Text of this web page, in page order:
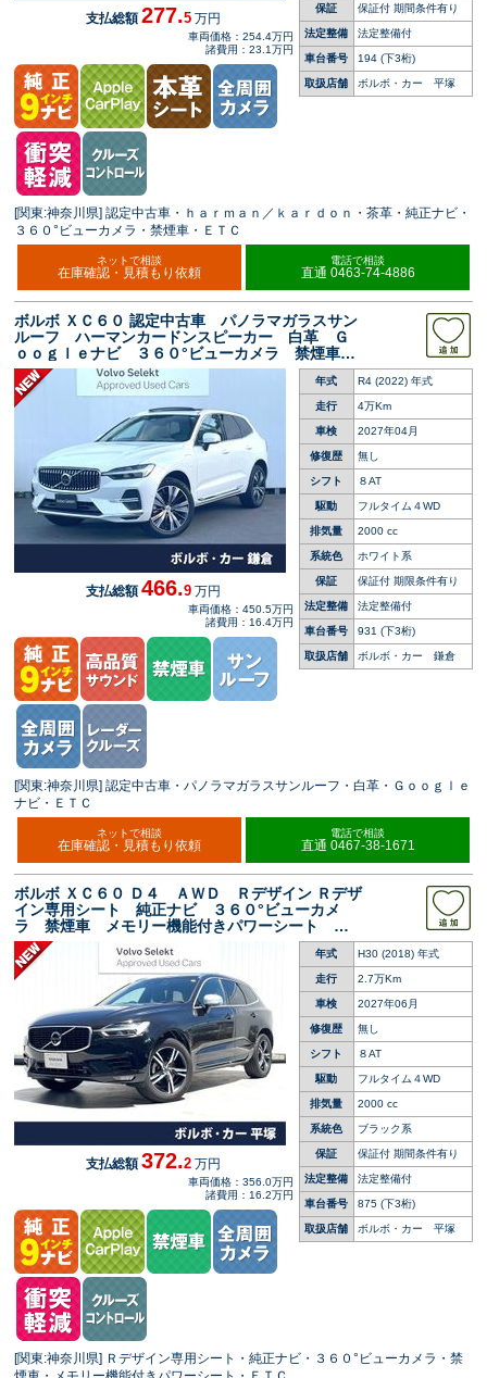
保証 保証付 期間条件有り
法定整備 法定整備付
車台番号 194 (下3桁)
取扱店舗 ボルボ・カー 平塚
支払総額277.5 万円
車両価格：254.4万円
諸費用：23.1万円
[関東:神奈川県] 認定中古車・ｈａｒｍａｎ／ｋａｒｄｏｎ・茶革・純正ナビ・
３６０°ビューカメラ・禁煙車・ＥＴＣ
ネットで相談
在庫確認・見積もり依頼
電話で相談
直通 0463-74-4886
ボルボ ＸＣ６０ 認定中古車 パノラマガラスサン
ルーフ ハーマンカードンスピーカー 白革 Ｇ
ｏｏｇｌｅナビ ３６０°ビューカメラ 禁煙車
メモリー機能付きパワーシート シートヒータ
ー ベンチレーション ＥＴＣ
年式 R4 (2022) 年式
走行 4万Km
車検 2027年04月
修復歴 無し
シフト ８AT
駆動 フルタイム４WD
排気量 2000 cc
系統色 ホワイト系
保証 保証付 期限条件有り
法定整備 法定整備付
車台番号 931 (下3桁)
取扱店舗 ボルボ・カー 鎌倉
支払総額466.9 万円
車両価格：450.5万円
諸費用：16.4万円
[関東:神奈川県] 認定中古車・パノラマガラスサンルーフ・白革・Ｇｏｏｇｌｅ
ナビ・ＥＴＣ
ネットで相談
在庫確認・見積もり依頼
電話で相談
直通 0467-38-1671
ボルボ ＸＣ６０ Ｄ４ ＡＷＤ Ｒデザイン Ｒデザ
イン専用シート 純正ナビ ３６０°ビューカメ
ラ 禁煙車 メモリー機能付きパワーシート シ
ートヒーター パワーテールゲート Ｂｌｕｅｔ
ｏｏｔｈ ＥＴＣ ＢＬＩＳ ルーフレール Ｃ
Ｄ
年式 H30 (2018) 年式
走行 2.7万Km
車検 2027年06月
修復歴 無し
シフト ８AT
駆動 フルタイム４WD
排気量 2000 cc
系統色 ブラック系
保証 保証付 期間条件有り
法定整備 法定整備付
車台番号 875 (下3桁)
取扱店舗 ボルボ・カー 平塚
支払総額372.2 万円
車両価格：356.0万円
諸費用：16.2万円
[関東:神奈川県] Ｒデザイン専用シート・純正ナビ・３６０°ビューカメラ・禁